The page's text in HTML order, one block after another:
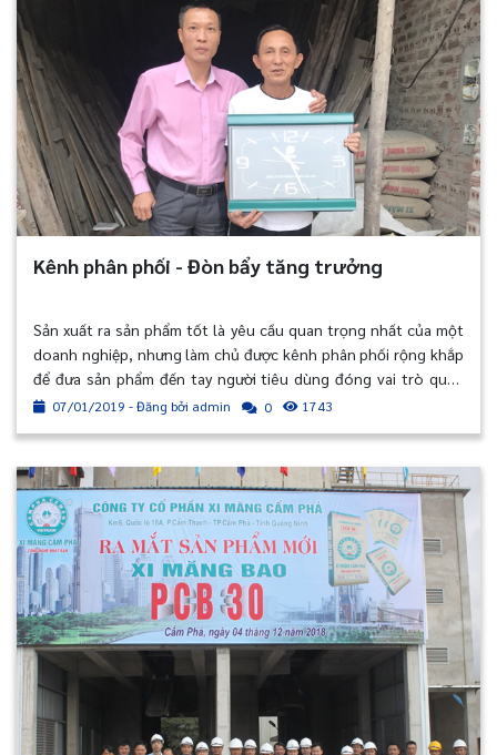
Kênh phân phối - Đòn bẩy tăng trưởng
Sản xuất ra sản phẩm tốt là yêu cầu quan trọng nhất của một
doanh nghiệp, nhưng làm chủ được kênh phân phối rộng khắp
để đưa sản phẩm đến tay người tiêu dùng đóng vai trò quan
trọng không kém. Thậm chí, đây có thể là át chủ bài trong cạnh
07/01/2019 - Đăng bởi admin 0 1743